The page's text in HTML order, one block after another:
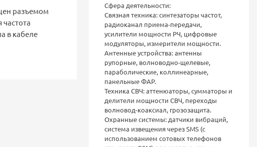
разъемом
в кабеле
Сфера деятельности:
Связная техника: синтезаторы частот,
радиоканал приема-передачи,
усилители мощности РЧ, цифровые
модуляторы, измерители мощности.
Антенные устройства: антенны
рупорные, волноводно-щелевые,
параболические, коллинеарные,
панельные ФАР.
Техника СВЧ: аттенюаторы, сумматоры и
делители мощности СВЧ, переходы
волновод-коаксиал, грозозащита.
Охранные системы: датчики вибраций,
система извещения через SMS (с
использованием сотовых телефонов